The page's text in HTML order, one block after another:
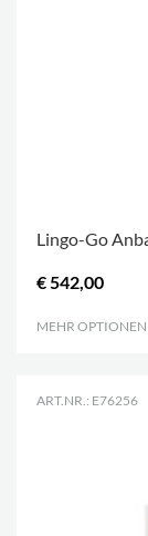
Lingo-Go
€ 542,00
MEHR OPTIONEN
ART.NR.: E76256